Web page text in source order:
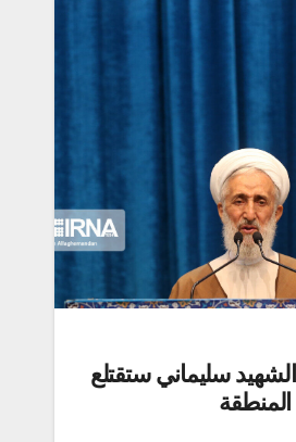
سليماني ستقتلع